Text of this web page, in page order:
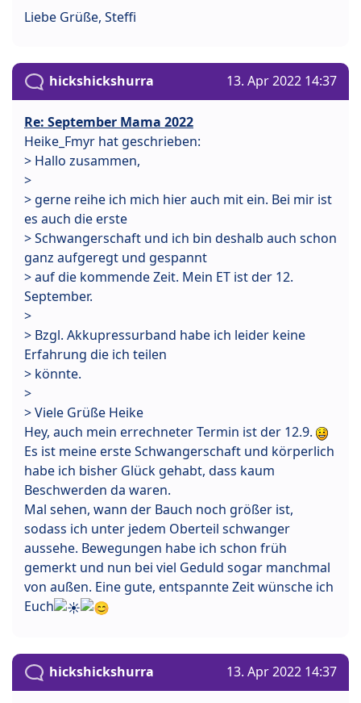
Liebe Grüße, Steffi
hickshickshurra 13. Apr 2022 14:37
Re: September Mama 2022
Heike_Fmyr hat geschrieben:
> Hallo zusammen,
>
> gerne reihe ich mich hier auch mit ein. Bei mir ist
es auch die erste
> Schwangerschaft und ich bin deshalb auch schon
ganz aufgeregt und gespannt
> auf die kommende Zeit. Mein ET ist der 12.
September.
>
> Bzgl. Akkupressurband habe ich leider keine
Erfahrung die ich teilen
> könnte.
>
> Viele Grüße Heike
Hey, auch mein errechneter Termin ist der 12.9.
Es ist meine erste Schwangerschaft und körperlich
habe ich bisher Glück gehabt, dass kaum
Beschwerden da waren.
Mal sehen, wann der Bauch noch größer ist,
sodass ich unter jedem Oberteil schwanger
aussehe. Bewegungen habe ich schon früh
gemerkt und nun bei viel Geduld sogar manchmal
von außen. Eine gute, entspannte Zeit wünsche ich
Euch
hickshickshurra 13. Apr 2022 14:37